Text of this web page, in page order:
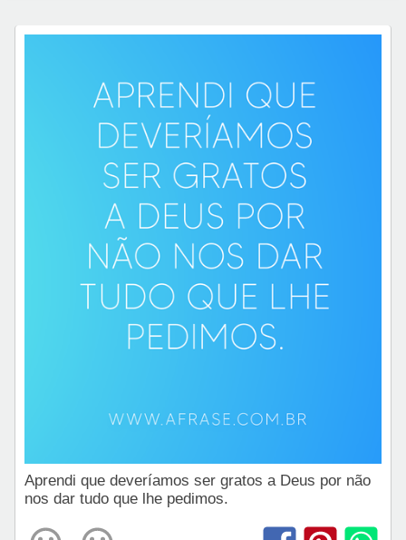
Aprendi que deveríamos ser gratos a Deus por não
nos dar tudo que lhe pedimos.